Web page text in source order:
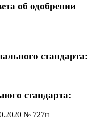
об одобрении
стандарта:
стандарта:
№ 727н